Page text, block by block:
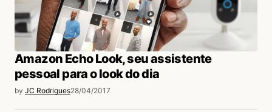
Amazon Echo Look, seu assistente
pessoal para o look do dia
by JC Rodrigues28/04/2017